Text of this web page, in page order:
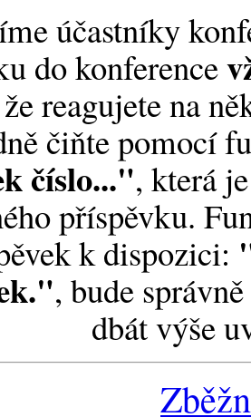
účastníky
do konference
reagujete na
čiňte pomocí
číslo...", která
příspěvku.
k dispozici:
, bude
dbát výše